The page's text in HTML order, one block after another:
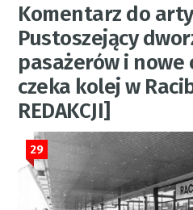
Komentarz do
Pustoszejący
pasażerów i nowe
czeka kolej w
REDAKCJI]
29